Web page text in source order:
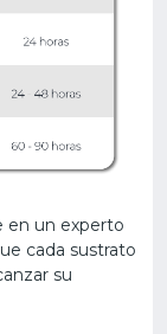
en un experto
cada sustrato
su